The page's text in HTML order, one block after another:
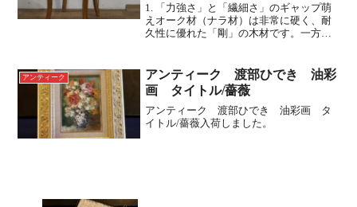
1. 「力強さ」と「繊細さ」のギャップ萌
えオーク材（ナラ材）は非常に硬く、耐
久性に優れた「剛」の木材です。一方
施された波打つような曲線など、非常に
優雅で「柔」の印象を与...
アンティーク
アンティーク 渡部ひでき 油彩
画 タイトル/薔薇
アンティーク 渡部ひでき 油彩画 タ
イトル/薔薇入荷しました。